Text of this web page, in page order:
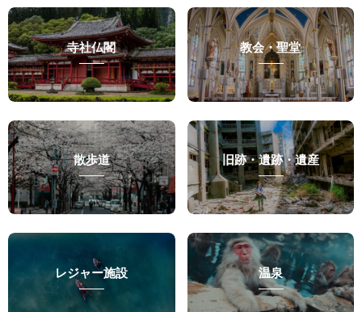
寺社仏閣 教会・聖堂
散歩道 旧跡・遺跡・遺産
レジャー施設 温泉